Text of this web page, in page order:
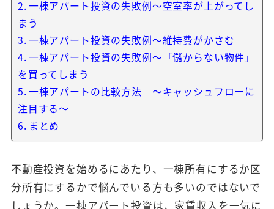
一棟アパート投資の失敗例～空室率が上がってし
まう
一棟アパート投資の失敗例～維持費がかさむ
一棟アパート投資の失敗例～「儲からない物件」
を買ってしまう
一棟アパートの比較方法 ～キャッシュフローに
注目する～
まとめ
不動産投資を始めるにあたり、一棟所有にするか区
分所有にするかで悩んでいる方も多いのではないで
しょうか。一棟アパート投資は、家賃収入を一気に